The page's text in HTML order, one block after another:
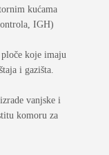
kućama
IGH)
koje imaju
i gazišta.
vanjske i
komoru za